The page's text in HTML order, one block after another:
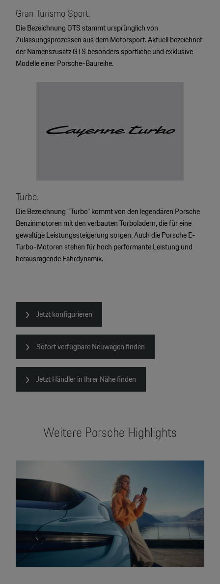
Gran Turismo Sport.
Die Bezeichnung GTS stammt ursprünglich von
Zulassungsprozessen aus dem Motorsport. Aktuell bezeichnet
der Namenszusatz GTS besonders sportliche und exklusive
Modelle einer Porsche-Baureihe.
Turbo.
Die Bezeichnung "Turbo" kommt von den legendären Porsche
Benzinmotoren mit den verbauten Turboladern, die für eine
gewaltige Leistungssteigerung sorgen. Auch die Porsche E-
Turbo-Motoren stehen für hoch performante Leistung und
herausragende Fahrdynamik.
Jetzt konfigurieren
Sofort verfügbare Neuwagen finden
Jetzt Händler in Ihrer Nähe finden
Weitere Porsche Highlights